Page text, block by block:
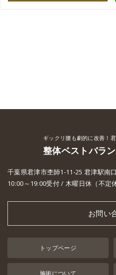
ギックリ腰も劇的に改善！
整体ベストバラ
千葉県君津市杢師1-11-25 君津駅南
10:00～19:00受付 / 木曜日休（不定
お問い
トップページ
施術について